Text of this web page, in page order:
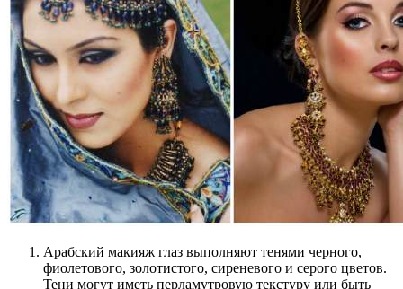
Арабский макияж глаз выполняют тенями черного,
фиолетового, золотистого, сиреневого и серого цветов.
Тени могут иметь перламутровую текстуру или быть